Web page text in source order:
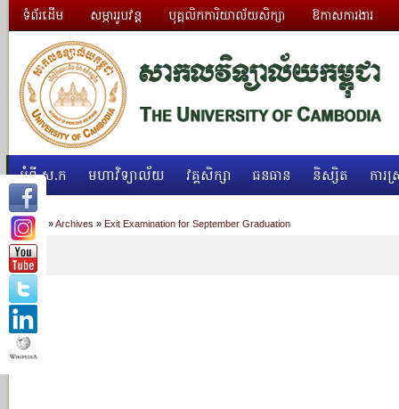
ទំព័រដើម សម្ភាររូបវន្ត បុគ្គលិកការិយាល័យសិក្សា ឱកាសការងារ
អំពី ស.ក មហាវិទ្យាល័យ វគ្គសិក្សា ធនធាន និស្សិត ការស្
Home »Archives » Exit Examination for September Graduation